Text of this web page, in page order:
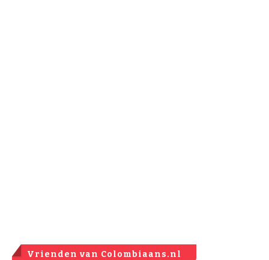
Vrienden van Colombiaans.nl